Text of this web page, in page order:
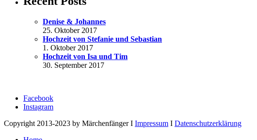
Denise & Johannes
25. Oktober 2017
Hochzeit von Stefanie und Sebastian
1. Oktober 2017
Hochzeit von Isa und Tim
30. September 2017
Facebook
Instagram
Copyright 2013-2023 by Märchenfänger I Impressum I Datenschutzerklärung